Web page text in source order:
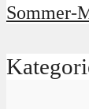
Sommer-